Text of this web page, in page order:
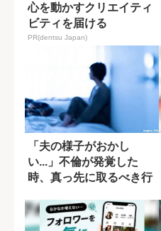
心を動かすクリエイティ
ビティを届ける
PR(dentsu Japan)
「夫の様子がおかし
い...」不倫が発覚した
時、真っ先に取るべき行